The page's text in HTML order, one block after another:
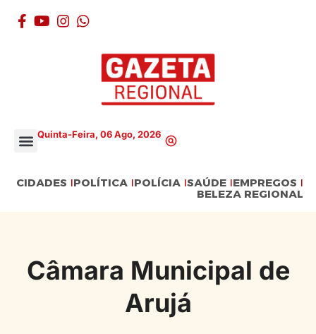
Quinta-Feira, 06 Ago, 2026
CIDADES POLÍTICA POLÍCIA SAÚDE EMPREGOS
BELEZA REGIONAL
Câmara Municipal de
Arujá